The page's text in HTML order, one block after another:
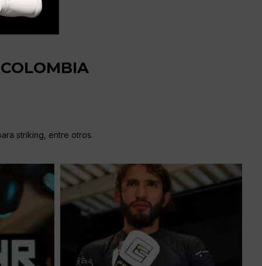
striking, entre otros.